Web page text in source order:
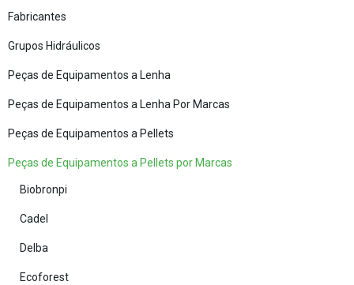
Fabricantes
Grupos Hidráulicos
Peças de Equipamentos a Lenha
Peças de Equipamentos a Lenha Por Marcas
Peças de Equipamentos a Pellets
Peças de Equipamentos a Pellets por Marcas
Biobronpi
Cadel
Delba
Ecoforest